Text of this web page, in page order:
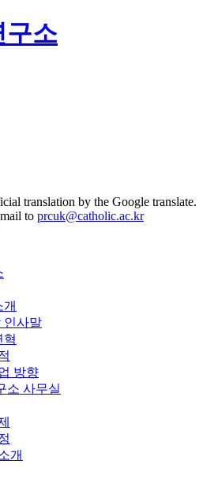
구소
translation by the Google translate.
to prcuk@catholic.ac.kr
개
인사말
혁
방향
소 사무실
개